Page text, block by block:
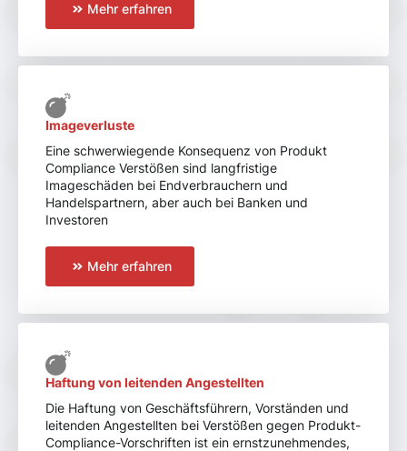
Mehr erfahren
Imageverluste
Eine schwerwiegende Konsequenz von Produkt
Compliance Verstößen sind langfristige
Imageschäden bei Endverbrauchern und
Handelspartnern, aber auch bei Banken und
Investoren
Mehr erfahren
Haftung von leitenden Angestellten
Die Haftung von Geschäftsführern, Vorständen und
leitenden Angestellten bei Verstößen gegen Produkt-
Compliance-Vorschriften ist ein ernstzunehmendes,